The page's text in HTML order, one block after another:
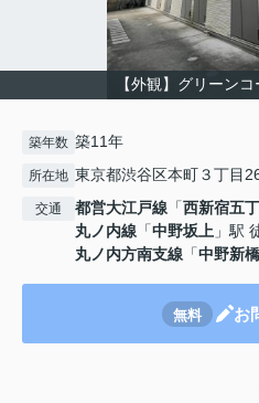
【外観】グリーン
築年数 築11年
所在地 東京都渋谷区本町３丁目
交通 都営大江戸線 「西新宿五
丸ノ内線 「中野坂上 」駅
丸ノ内方南支線 「中野新橋
無料 お